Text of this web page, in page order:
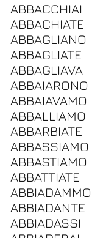
ABBACCHIAI
ABBACHIATE
ABBAGLIANO
ABBAGLIATE
ABBAGLIAVA
ABBAIARONO
ABBAIAVAMO
ABBALLIAMO
ABBARBIATE
ABBASSIAMO
ABBASTIAMO
ABBATTIATE
ABBIADAMMO
ABBIADANTE
ABBIADASSI